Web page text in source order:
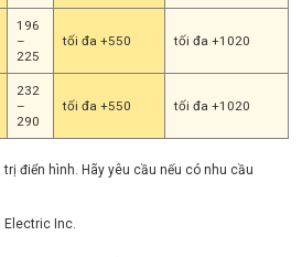
196
–
225
tối đa +550 tối đa +1020
232
–
290
tối đa +550 tối đa +1020
điển hình. Hãy yêu cầu nếu có nhu cầu
Inc.